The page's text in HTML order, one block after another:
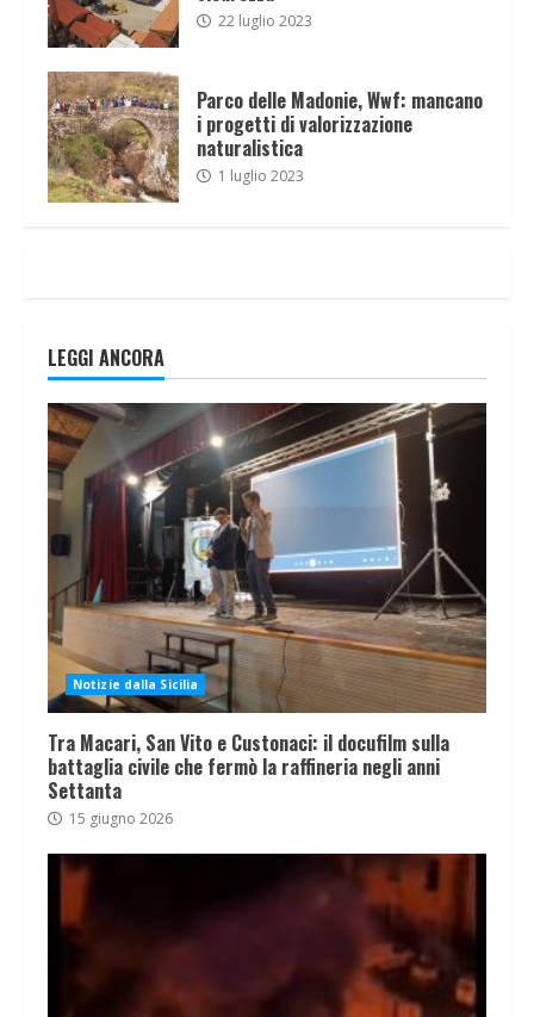
22 luglio 2023
Parco delle Madonie, Wwf: mancano
i progetti di valorizzazione
naturalistica
1 luglio 2023
LEGGI ANCORA
Notizie dalla Sicilia
Tra Macari, San Vito e Custonaci: il docufilm sulla
battaglia civile che fermò la raffineria negli anni
Settanta
15 giugno 2026